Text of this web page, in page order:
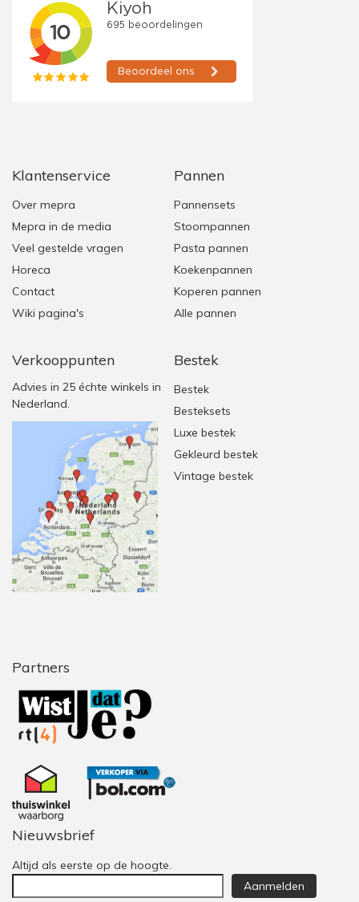
Klantenservice
Over mepra
Mepra in de media
Veel gestelde vragen
Horeca
Contact
Wiki pagina's
Verkooppunten
Advies in 25 échte winkels in
Nederland.
Pannen
Pannensets
Stoompannen
Pasta pannen
Koekenpannen
Koperen pannen
Alle pannen
Bestek
Bestek
Besteksets
Luxe bestek
Gekleurd bestek
Vintage bestek
Partners
Nieuwsbrief
Altijd als eerste op de hoogte.
Aanmelden